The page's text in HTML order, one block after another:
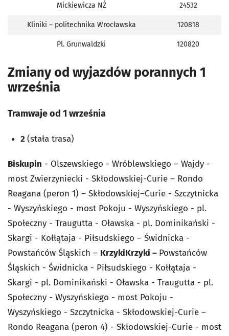
Mickiewicza NŻ 24532
Kliniki – politechnika Wrocławska 120818
Pl. Grunwaldzki 120820
Zmiany od wyjazdów porannych 1
września
Tramwaje od 1 września
2(stała trasa)
Biskupin - Olszewskiego - Wróblewskiego – Wajdy -
most Zwierzyniecki - Skłodowskiej-Curie – Rondo
Reagana (peron 1) – Skłodowskiej–Curie - Szczytnicka
- Wyszyńskiego - most Pokoju - Wyszyńskiego - pl.
Społeczny - Traugutta - Oławska - pl. Dominikański -
Skargi - Kołłątaja - Piłsudskiego – Świdnicka -
Powstańców Śląskich – KrzykiKrzyki – Powstańców
Śląskich - Świdnicka - Piłsudskiego - Kołłątaja -
Skargi - pl. Dominikański - Oławska - Traugutta - pl.
Społeczny - Wyszyńskiego - most Pokoju -
Wyszyńskiego - Szczytnicka - Skłodowskiej-Curie –
Rondo Reagana (peron 4) - Skłodowskiej-Curie - most